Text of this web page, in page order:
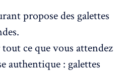
propose des galettes
ce que vous attendez
authentique : galettes